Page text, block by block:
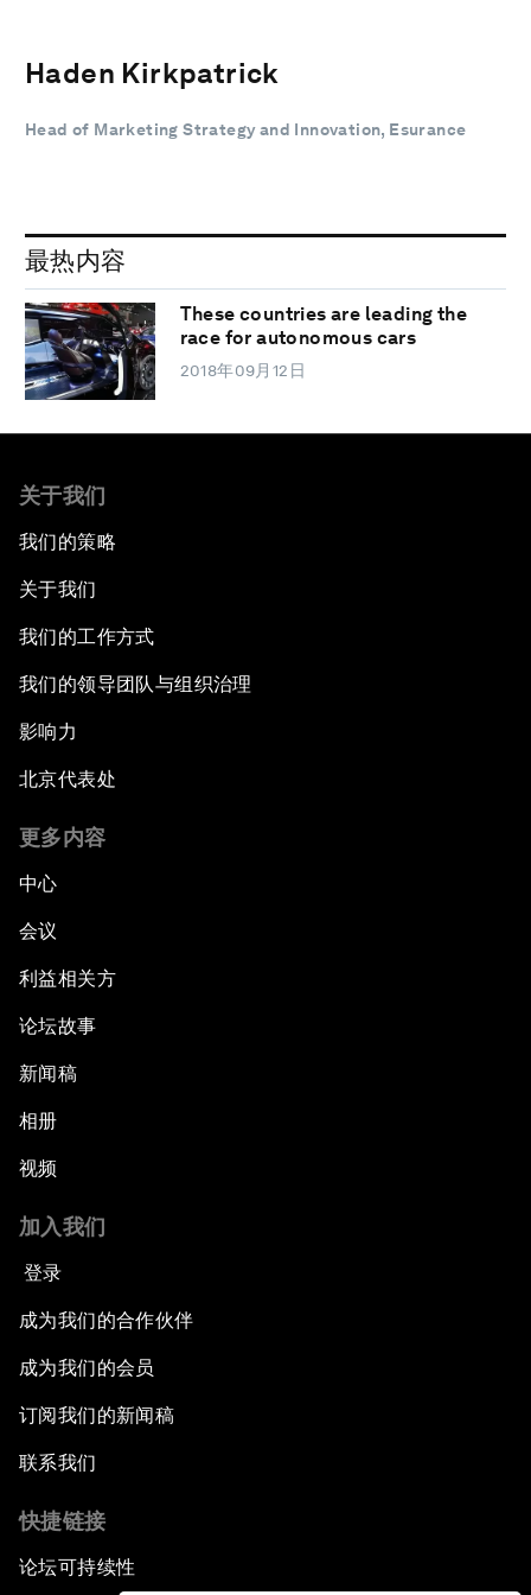
Haden Kirkpatrick
Head of Marketing Strategy and Innovation, Esurance
最热内容
These countries are leading the
race for autonomous cars
2018年09月12日
关于我们
我们的策略
关于我们
我们的工作方式
我们的领导团队与组织治理
影响力
北京代表处
更多内容
中心
会议
利益相关方
论坛故事
新闻稿
相册
视频
加入我们
登录
成为我们的合作伙伴
成为我们的会员
订阅我们的新闻稿
联系我们
快捷链接
论坛可持续性